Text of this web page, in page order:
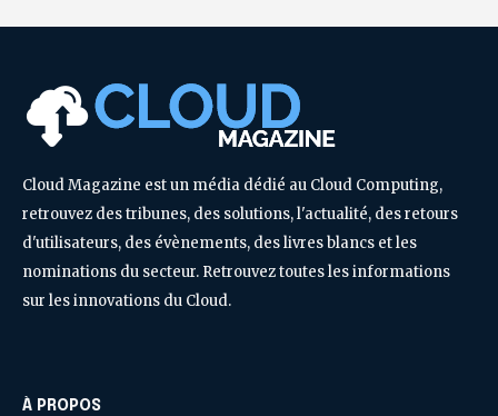
Cloud Magazine est un média dédié au Cloud Computing,
retrouvez des tribunes, des solutions, l'actualité, des retours
d'utilisateurs, des évènements, des livres blancs et les
nominations du secteur. Retrouvez toutes les informations
sur les innovations du Cloud.
À PROPOS